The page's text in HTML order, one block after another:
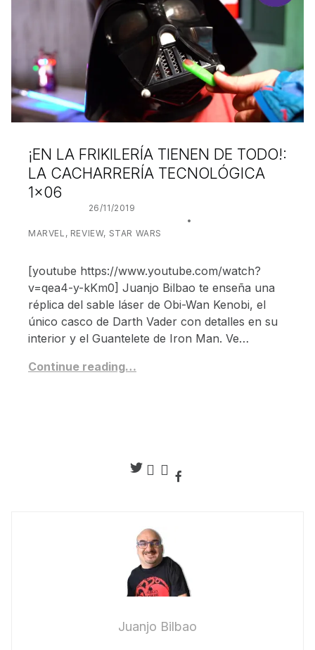
¡EN LA FRIKILERÍA TIENEN DE TODO!:
LA CACHARRERÍA TECNOLÓGICA
1×06
26/11/2019
MARVEL , REVIEW, STAR WARS
[youtube https://www.youtube.com/watch?
v=qea4-y-kKm0] Juanjo Bilbao te enseña una
réplica del sable láser de Obi-Wan Kenobi, el
único casco de Darth Vader con detalles en su
interior y el Guantelete de Iron Man. Ve…
Continue reading…
Juanjo Bilbao